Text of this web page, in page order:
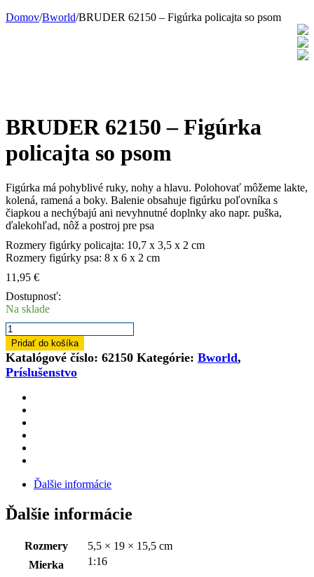
Domov/Bworld/BRUDER 62150 – Figúrka policajta so psom
BRUDER 62150 – Figúrka
policajta so psom
Figúrka má pohyblivé ruky, nohy a hlavu. Polohovať môžeme lakte,
kolená, ramená a boky. Balenie obsahuje figúrku poľovníka s
čiapkou a nechýbajú ani nevyhnutné doplnky ako napr. puška,
ďalekohľad, nôž a postroj pre psa
Rozmery figúrky policajta: 10,7 x 3,5 x 2 cm
Rozmery figúrky psa: 8 x 6 x 2 cm
11,95 €
Dostupnosť:
Na sklade
množstvo
BRUDER
62150
-
Figúrka
psom
Pridať do košíka
Katalógové číslo: 62150 Kategórie: Bworld,
Príslušenstvo
Ďalšie informácie
Ďalšie informácie
Rozmery
5,5 × 19 × 15,5 cm
Mierka
1:16